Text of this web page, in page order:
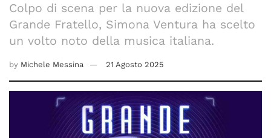
Colpo di scena per la nuova edizione del
Grande Fratello, Simona Ventura ha scelto
un volto noto della musica italiana.
by Michele Messina 21 Agosto 2025